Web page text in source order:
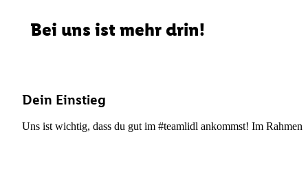
Bei uns ist mehr drin!
Dein Einstieg
Uns ist wichtig, dass du gut im #teamlidl ankommst! Im Rahmen